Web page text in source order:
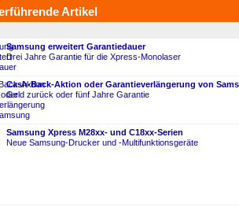
Artikel
Samsung erweitert Garantiedauer
Drei Jahre Garantie für die Xpress-Monolaser
Cash-Back-Aktion oder Garantieverlängerung von
Geld zurück oder fünf Jahre Garantie
Samsung Xpress M28xx- und C18xx-Serien
Neue Samsung-Drucker und -Multifunktionsgeräte